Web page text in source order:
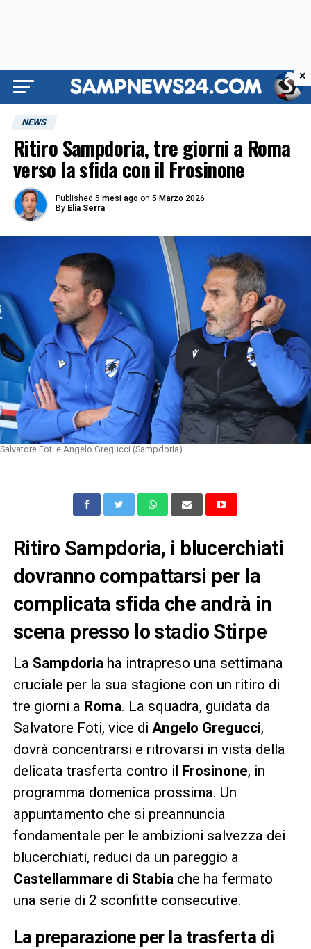
NEWS
Ritiro Sampdoria, tre giorni a Roma
verso la sfida con il Frosinone
Published 5 mesi ago on 5 Marzo 2026
By Elia Serra
Salvatore Foti e Angelo Gregucci (Sampdoria)
Ritiro Sampdoria, i blucerchiati
dovranno compattarsi per la
complicata sfida che andrà in
scena presso lo stadio Stirpe
La Sampdoriaha intrapreso una settimana
cruciale per la sua stagione con un ritiro di
tre giorni a Roma. La squadra, guidata da
Salvatore Foti, vice di Angelo Gregucci,
dovrà concentrarsi e ritrovarsi in vista della
delicata trasferta contro il Frosinone, in
programma domenica prossima. Un
appuntamento che si preannuncia
fondamentale per le ambizioni salvezza dei
blucerchiati, reduci da un pareggio a
Castellammare di Stabiache ha fermato
una serie di 2 sconfitte consecutive.
La preparazione per la trasferta di
×